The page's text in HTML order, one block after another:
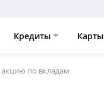
Кредиты Карты
по вкладам